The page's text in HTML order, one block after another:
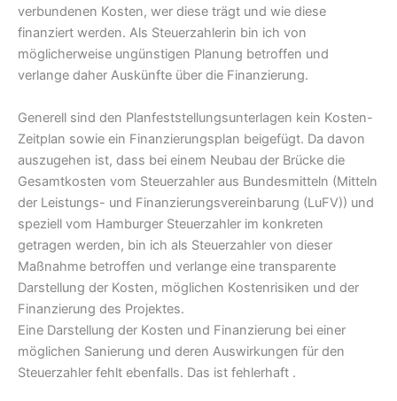
verbundenen Kosten, wer diese trägt und wie diese
finanziert werden. Als Steuerzahlerin bin ich von
möglicherweise ungünstigen Planung betroffen und
verlange daher Auskünfte über die Finanzierung.
Generell sind den Planfeststellungsunterlagen kein Kosten-
Zeitplan sowie ein Finanzierungsplan beigefügt. Da davon
auszugehen ist, dass bei einem Neubau der Brücke die
Gesamtkosten vom Steuerzahler aus Bundesmitteln (Mitteln
der Leistungs- und Finanzierungsvereinbarung (LuFV)) und
speziell vom Hamburger Steuerzahler im konkreten
getragen werden, bin ich als Steuerzahler von dieser
Maßnahme betroffen und verlange eine transparente
Darstellung der Kosten, möglichen Kostenrisiken und der
Finanzierung des Projektes.
Eine Darstellung der Kosten und Finanzierung bei einer
möglichen Sanierung und deren Auswirkungen für den
Steuerzahler fehlt ebenfalls. Das ist fehlerhaft .